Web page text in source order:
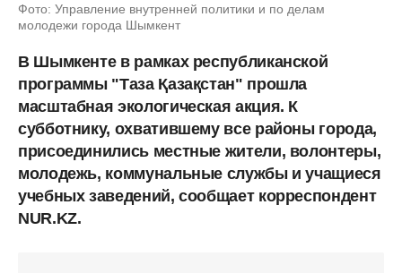
Фото: Управление внутренней политики и по делам
молодежи города Шымкент
В Шымкенте в рамках республиканской
программы "Таза Қазақстан" прошла
масштабная экологическая акция. К
субботнику, охватившему все районы города,
присоединились местные жители, волонтеры,
молодежь, коммунальные службы и учащиеся
учебных заведений, сообщает корреспондент
NUR.KZ.